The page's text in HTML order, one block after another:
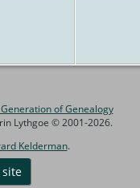
of Genealogy
Lythgoe © 2001-2026.
Kelderman.
site